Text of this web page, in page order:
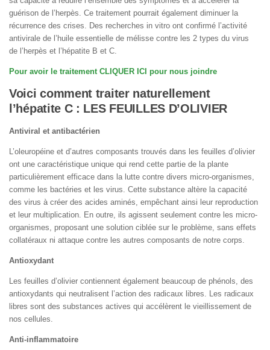
guérison de l’herpès. Ce traitement pourrait également diminuer la
récurrence des crises. Des recherches in vitro ont confirmé l’activité
antivirale de l’huile essentielle de mélisse contre les 2 types du virus
de l’herpès et l’hépatite B et C.
Pour avoir le traitement CLIQUER ICI pour nous joindre
Voici comment traiter naturellement
l’hépatite C : LES FEUILLES D’OLIVIER
Antiviral et antibactérien
L’oleuropéine et d’autres composants trouvés dans les feuilles d’olivier
ont une caractéristique unique qui rend cette partie de la plante
particulièrement efficace dans la lutte contre divers micro-organismes,
comme les bactéries et les virus. Cette substance altère la capacité
des virus à créer des acides aminés, empêchant ainsi leur reproduction
et leur multiplication. En outre, ils agissent seulement contre les micro-
organismes, proposant une solution ciblée sur le problème, sans effets
collatéraux ni attaque contre les autres composants de notre corps.
Antioxydant
Les feuilles d’olivier contiennent également beaucoup de phénols, des
antioxydants qui neutralisent l’action des radicaux libres. Les radicaux
libres sont des substances actives qui accélèrent le vieillissement de
nos cellules.
Anti-inflammatoire